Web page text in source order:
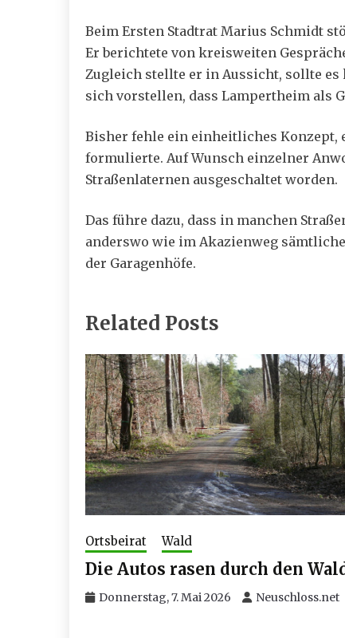
Beim Ersten Stadtrat Marius Schmidt
Er berichtete von kreisweiten
Zugleich stellte er in Aussicht, sollte
sich vorstellen, dass Lampertheim als
Bisher fehle ein einheitliches Konzept,
formulierte. Auf Wunsch einzelner
Straßenlaternen ausgeschaltet worden.
Das führe dazu, dass in manchen
anderswo wie im Akazienweg
der Garagenhöfe.
Related Posts
Ortsbeirat Wald
Die Autos rasen durch den
Donnerstag, 7. Mai 2026 Neuschloss.net